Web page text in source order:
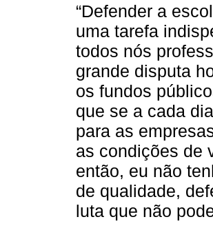
“Defender a
uma tarefa
todos nós
grande disputa
os fundos
que se a cada
para as
as condições de
então, eu não
de qualidade,
luta que não